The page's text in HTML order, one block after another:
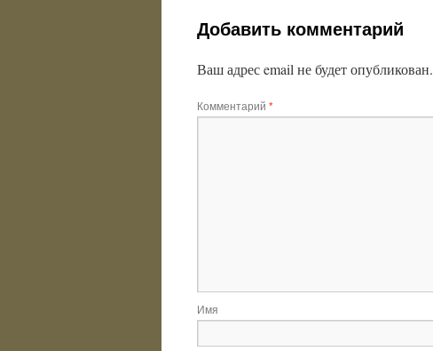
Добавить комментарий
Ваш адрес email не будет опубликован.
Комментарий *
Имя